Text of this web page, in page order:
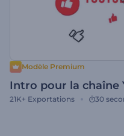
Modèle Premium
Intro pour la chaîne
21K+ Exportations 30